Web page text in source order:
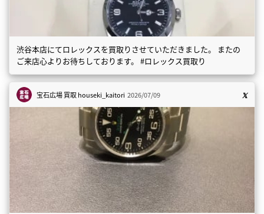
渋谷本店にてロレックスを買取りさせていただきました。 またの
ご来店心よりお待ちしております。 #ロレックス買取り
宝石広場 買取houseki_kaitori 2026/07/09